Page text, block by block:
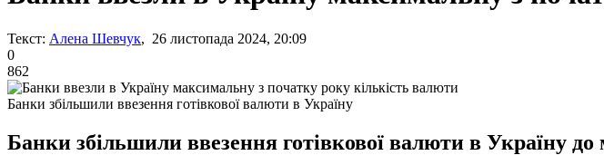
Текст: Алена Шевчук, 26 листопада 2024, 20:09
0
862
Банки збільшили ввезення готівкової валюти в Україну
Банки збільшили ввезення готівкової валюти в Україну